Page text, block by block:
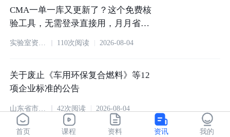
CMA一单一库又更新了？这个免费核
验工具，无需登录直接用，月月省
110次阅读 2026-08-04
关于废止《车用环保复合燃料》等12
项企业标准的公告
42次阅读 2026-08-04
首页 课程 资料 资讯 我的